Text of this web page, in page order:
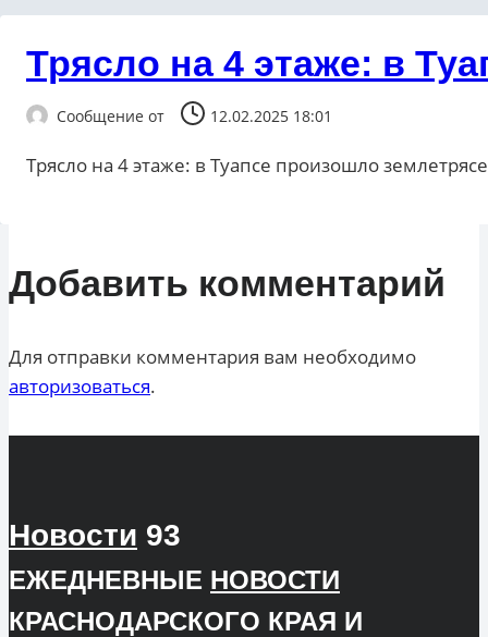
Трясло на 4 этаже: в
Сообщение от 12.02.2025 18:01
Трясло на 4 этаже: в Туапсе произошло
Добавить комментарий
Для отправки комментария вам необходимо
авторизоваться.
Новости 93
ЕЖЕДНЕВНЫЕ НОВОСТИ
КРАСНОДАРСКОГО КРАЯ И